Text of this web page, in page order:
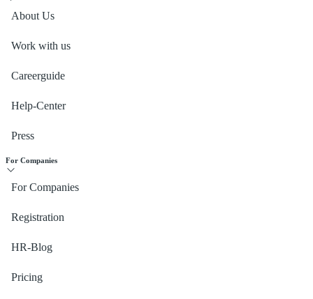
About Us
Work with us
Careerguide
Help-Center
Press
For Companies
For Companies
Registration
HR-Blog
Pricing